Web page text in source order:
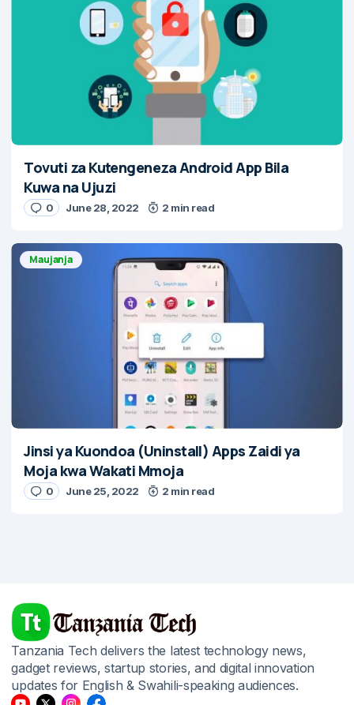
Tovuti za Kutengeneza Android App Bila
Kuwa na Ujuzi
0 June 28, 2022 2 min read
Maujanja
Jinsi ya Kuondoa (Uninstall) Apps Zaidi ya
Moja kwa Wakati Mmoja
0 June 25, 2022 2 min read
Tanzania Tech delivers the latest technology news,
gadget reviews, startup stories, and digital innovation
updates for English & Swahili-speaking audiences.